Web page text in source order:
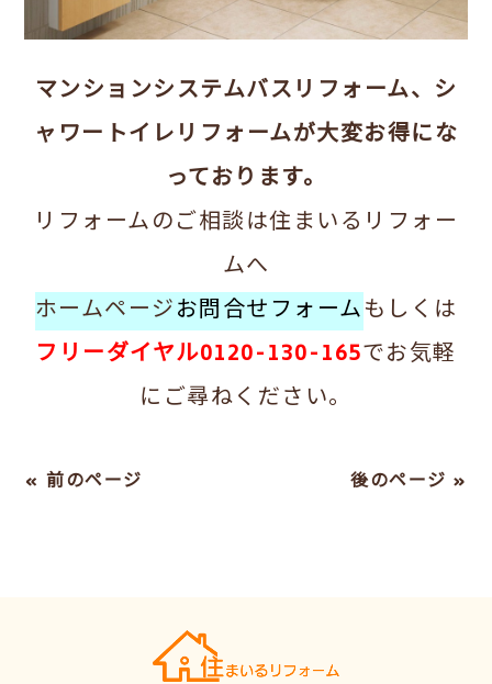
マンションシステムバスリフォーム、シ
ャワートイレリフォームが大変お得にな
っております。
リフォームのご相談は住まいるリフォー
ムへ
ホームページお問合せフォームもしくは
フリーダイヤル0120-130-165でお気軽
にご尋ねください。
« 前のページ 後のページ »